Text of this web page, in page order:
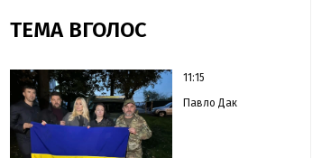
ТЕМА ВГОЛОС
11:15
Павло Дак